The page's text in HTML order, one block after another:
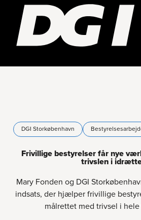
DGI Storkøbenhavn
Frivillige bestyrelser får nye
trivslen i
Mary Fonden og DGI
indsats, der hjælper frivillige
målrettet med trivsel i